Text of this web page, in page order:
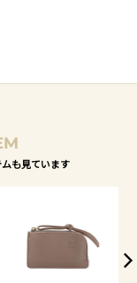
も見ています